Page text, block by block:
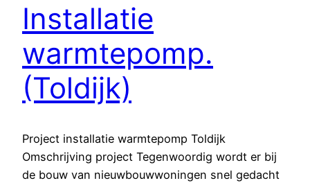
Installatie
warmtepomp.
(Toldijk)
Project installatie warmtepomp Toldijk
Omschrijving project Tegenwoordig wordt er bij
de bouw van nieuwbouwwoningen snel gedacht